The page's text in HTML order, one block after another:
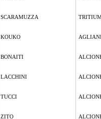
SCARAMUZZA
KOUKO
BONAITI
LACCHINI
TUCCI
ZITO